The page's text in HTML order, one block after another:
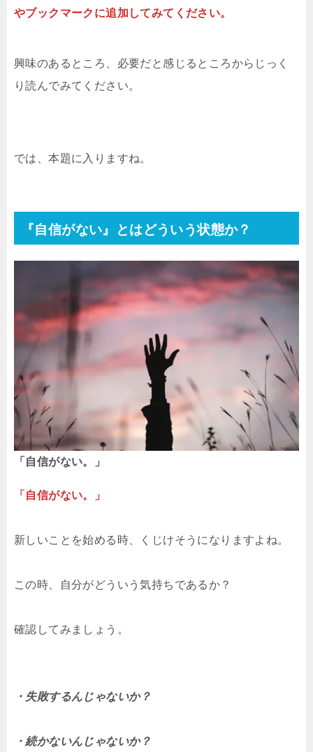
やブックマークに追加してみてください。
興味のあるところ、必要だと感じるところからじっく
り読んでみてください。
では、本題に入りますね。
『自信がない』とはどういう状態か？
「自信がない。」
「自信がない。」
新しいことを始める時、くじけそうになりますよね。
この時、自分がどういう気持ちであるか？
確認してみましょう。
・失敗するんじゃないか？
・続かないんじゃないか？